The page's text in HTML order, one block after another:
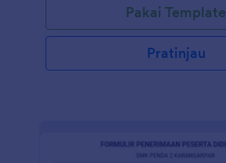
Pakai Template
Pratinjau